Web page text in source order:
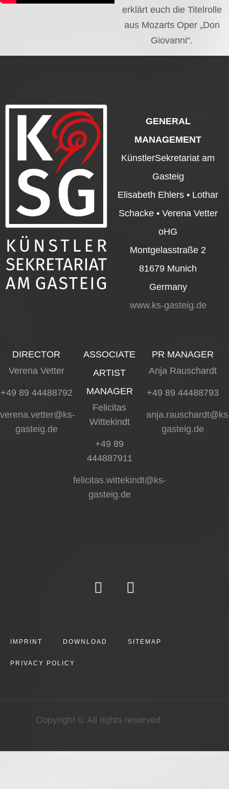
erklärt euch die Titelrolle
aus Mozarts Oper „Don
Giovanni“.
GENERAL
MANAGEMENT
KünstlerSekretariat am
Gasteig
Elisabeth Ehlers • Lothar
Schacke • Verena Vetter
oHG
Montgelasstraße 2
81679 Munich
Germany
www.ks-gasteig.de
DIRECTOR
Verena Vetter
+49 89 44488792
verena.vetter@ks-
gasteig.de
ASSOCIATE
ARTIST
MANAGER
Felicitas
Wittekindt
+49 89
444887911
felicitas.wittekindt@ks-
gasteig.de
PR MANAGER
Anja Rauschardt
+49 89 44488793
gasteig.de
IMPRINT DOWNLOAD SITEMAP
PRIVACY POLICY
Copyright © All rights reserved.